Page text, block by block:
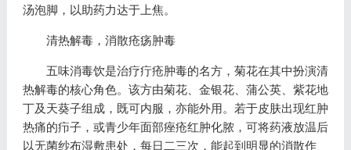
汤泡脚，以助药力达于上焦。
清热解毒，消散疮疡肿毒
五味消毒饮是治疗疔疮肿毒的名方，菊花在其中扮演清
热解毒的核心角色。该方由菊花、金银花、蒲公英、紫花地
丁及天葵子组成，既可内服，亦能外用。若于皮肤出现红肿
热痛的疖子，或青少年面部痤疮红肿化脓，可将药液放温后
以无菌纱布湿敷患处，每日二三次，能起到明显的消散作